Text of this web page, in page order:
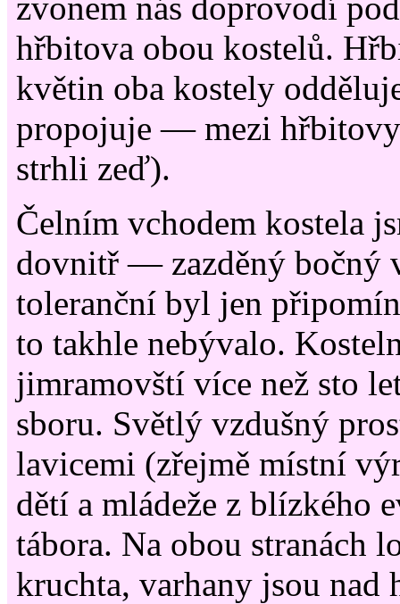
hřbitova obou kostelů.
květin oba kostely
propojuje — mezi
strhli zeď).
Čelním vchodem kostela
dovnitř — zazděný bočný
toleranční byl jen
to takhle nebývalo.
jimramovští více než sto
sboru. Světlý vzdušný
lavicemi (zřejmě místní
dětí a mládeže z blízkého
tábora. Na obou stranách
kruchta, varhany jsou nad